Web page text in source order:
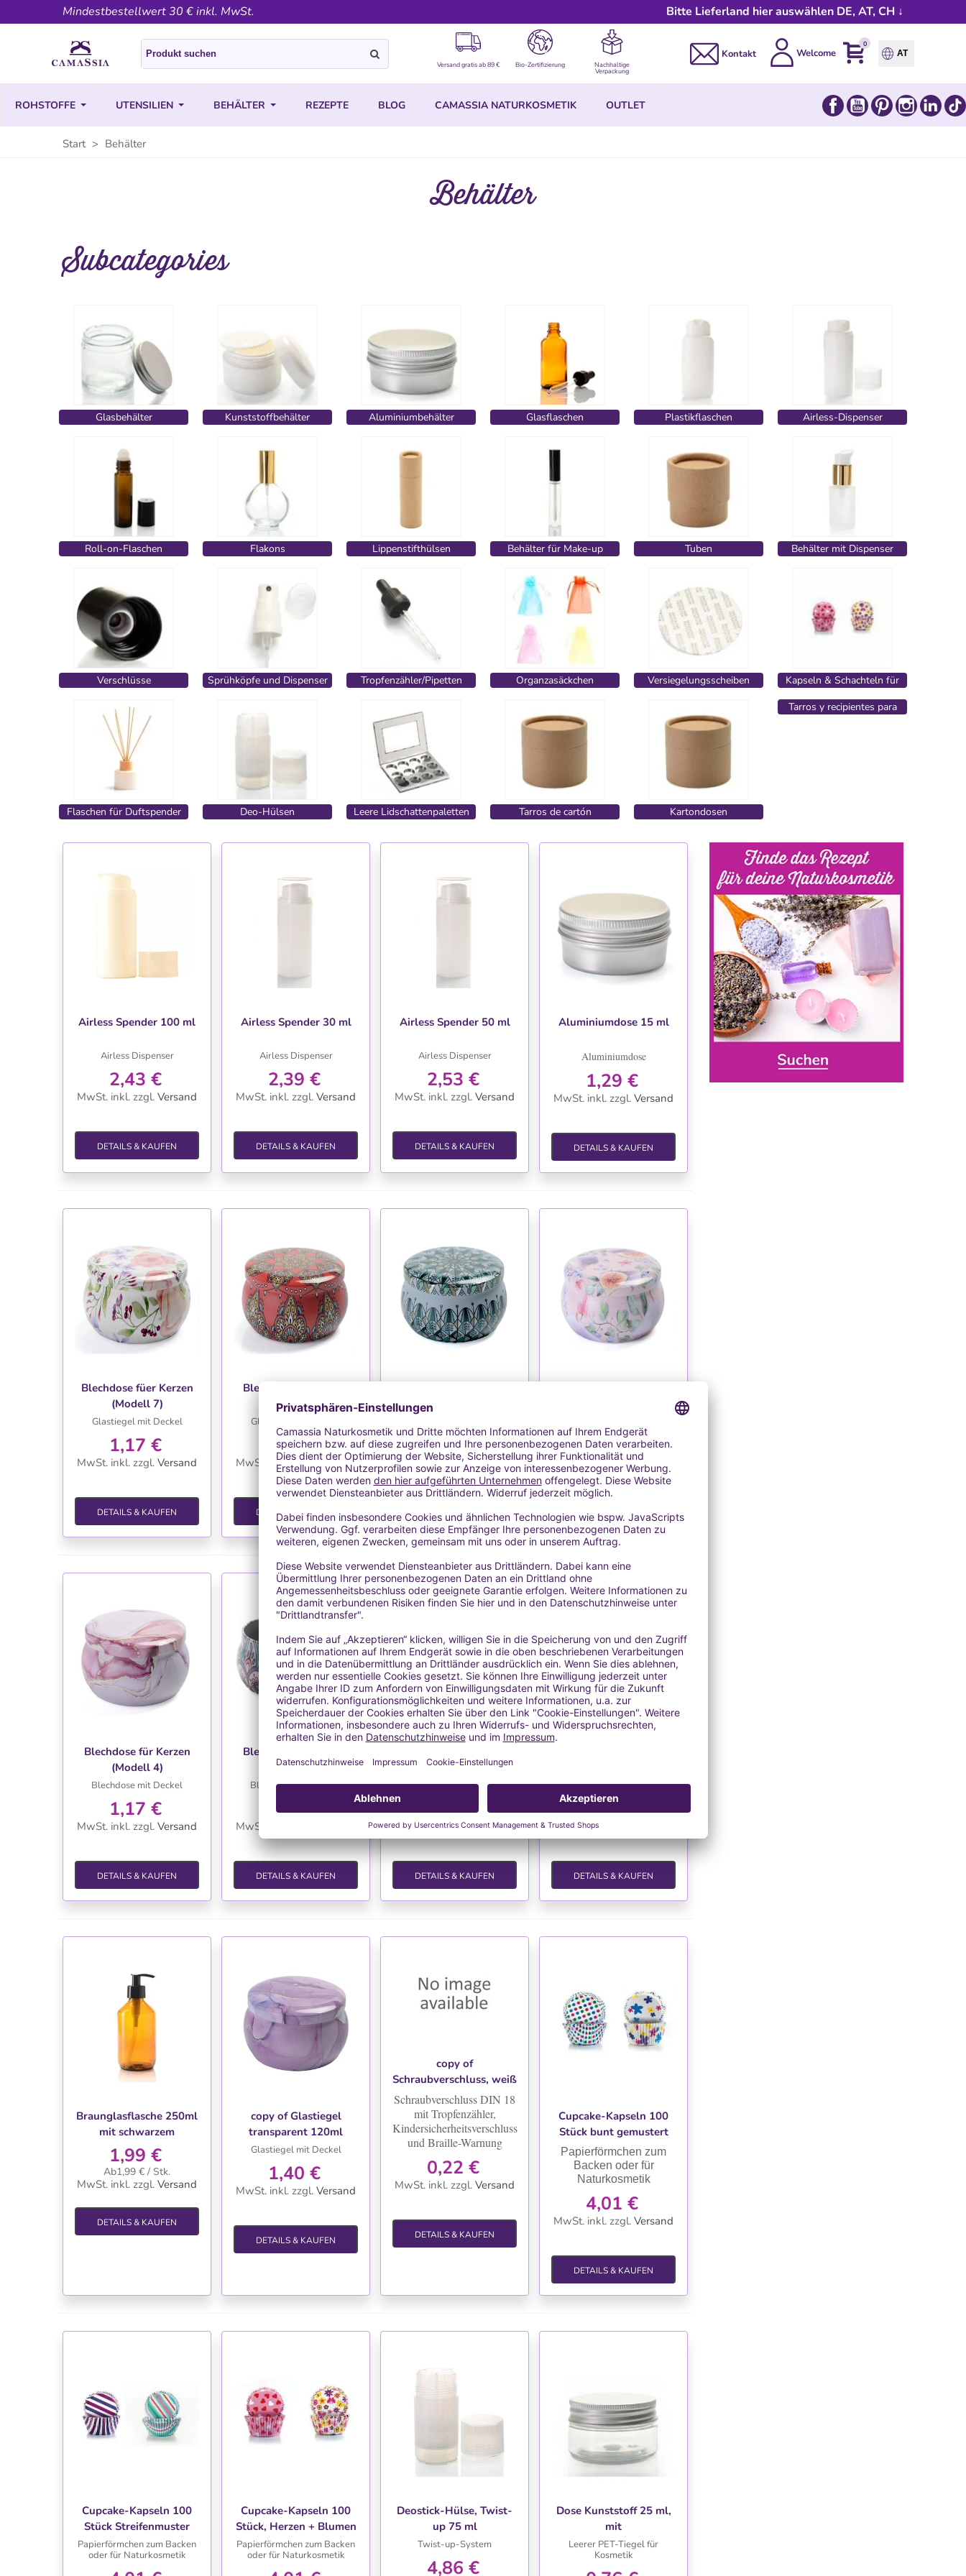
Mindestbestellwert 30 € inkl. MwSt. Bitte Lieferland hier auswählen DE, AT, CH ↓
Versand gratis ab 89 € Bio-Zertifizierung Nachhaltige
Verpackung
Kontakt Welcome
0
AT
ROHSTOFFE UTENSILIEN BEHÄLTER REZEPTE BLOG CAMASSIA NATURKOSMETIK OUTLET FacebookYouTubePinterestInstagram
Start > Behälter
Behälter
Subcategories
Glasbehälter Kunststoffbehälter Aluminiumbehälter Glasflaschen Plastikflaschen Airless-Dispenser
Roll-on-Flaschen Flakons Lippenstifthülsen Behälter für Make-up Tuben Behälter mit Dispenser
Verschlüsse Sprühköpfe und Dispenser Tropfenzähler/Pipetten Organzasäckchen Versiegelungsscheiben
Kapseln & Schachteln für
Flaschen für Duftspender Deo-Hülsen Leere Lidschattenpaletten Tarros de cartón Kartondosen
Tarros y recipientes para
Airless Spender 100 ml
Airless Dispenser
2,43 €
MwSt. inkl. zzgl. Versand
DETAILS & KAUFEN
Airless Spender 30 ml
Airless Dispenser
2,39 €
MwSt. inkl. zzgl. Versand
DETAILS & KAUFEN
Airless Spender 50 ml
Airless Dispenser
2,53 €
MwSt. inkl. zzgl. Versand
DETAILS & KAUFEN
Aluminiumdose 15 ml
Aluminiumdose
1,29 €
MwSt. inkl. zzgl. Versand
DETAILS & KAUFEN
Blechdose füer Kerzen
(Modell 7)
Glastiegel mit Deckel
1,17 €
MwSt. inkl. zzgl. Versand
DETAILS & KAUFEN
Blechdose für Kerzen
(Modell 10)
Glastiegel mit Deckel
1,17 €
MwSt. inkl. zzgl. Versand
DETAILS & KAUFEN
(Modell 2)
1,40 €
MwSt. inkl. zzgl. Versand
DETAILS & KAUFEN
1,17 €
MwSt. inkl. zzgl. Versand
DETAILS & KAUFEN
Blechdose für Kerzen
(Modell 4)
Blechdose mit Deckel
1,17 €
MwSt. inkl. zzgl. Versand
DETAILS & KAUFEN
WUNSCHLISTE
Blechdose für Kerzen
(Modell 5)
Blechdose mit Deckel
1,17 €
MwSt. inkl.
DETAILS & KAUFEN
WUNSCHLISTE
(Modell 8)
Blechdose mit Deckel
1,17 €
MwSt. inkl. zzgl. Versand
DETAILS & KAUFEN
Blechdose mit Deckel
1,17 €
MwSt. inkl.
DETAILS & KAUFEN
Braunglasflasche 250ml
mit schwarzem
Dosierkopf
1,99 €
Ab1,99 € / Stk.
MwSt. inkl. zzgl. Versand
DETAILS & KAUFEN
copy of Glastiegel
transparent 120ml
Glastiegel mit Deckel
1,40 €
MwSt. inkl. zzgl. Versand
DETAILS & KAUFEN
copy of
Schraubverschluss, weiß
DIN18 mit Tropfpipette
und
Kindersicherheitsverschluss
Schraubverschluss DIN 18
mit Tropfenzähler,
Kindersicherheitsverschluss
und Braille-Warnung
0,22 €
MwSt. inkl. zzgl. Versand
DETAILS & KAUFEN
Cupcake-Kapseln 100
Stück bunt gemustert
Papierförmchen zum
Backen oder für
Naturkosmetik
4,01 €
MwSt. inkl. zzgl. Versand
DETAILS & KAUFEN
Cupcake-Kapseln 100
Stück Streifenmuster
Papierförmchen zum Backen
oder für Naturkosmetik
Cupcake-Kapseln 100
Stück, Herzen + Blumen
Papierförmchen zum Backen
oder für Naturkosmetik
Deostick-Hülse, Twist-
up 75 ml
Twist-up-System
4,86 €
Dose Kunststoff 25 ml,
mit
Aluminiumverschluss
Leerer PET-Tiegel für
Kosmetik